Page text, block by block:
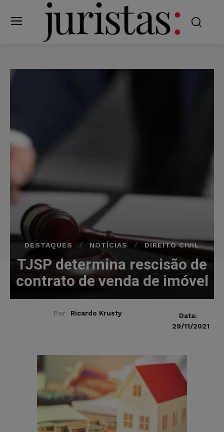
DESTAQUES NOTÍCIAS DIREITO CIVIL
TJSP determina rescisão de
contrato de venda de imóvel
Por Ricardo Krusty
Data:
29/11/2021